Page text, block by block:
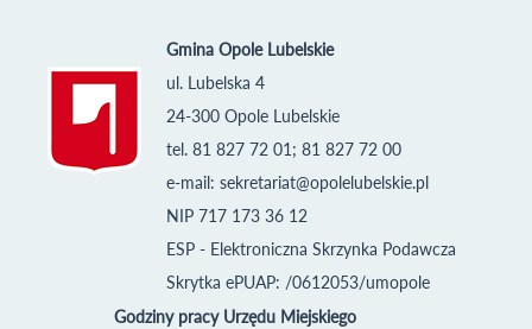
Gmina Opole Lubelskie
ul. Lubelska 4
24-300 Opole Lubelskie
tel. 81 827 72 01; 81 827 72 00
e-mail: sekretariat@opolelubelskie.pl
NIP 717 173 36 12
ESP - Elektroniczna Skrzynka Podawcza
Skrytka ePUAP: /0612053/umopole
Godziny pracy Urzędu Miejskiego